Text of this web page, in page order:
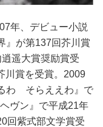
年、デビュー小説
』が第137回芥川賞
遥大賞奨励賞受
川賞を受賞。2009
わ そらええわ』で
ヴン』で平成21年
回紫式部文学賞受